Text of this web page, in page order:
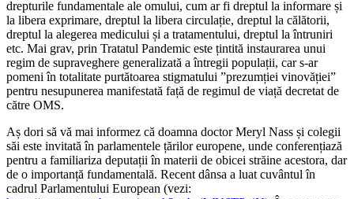
drepturile fundamentale ale omului, cum ar fi dreptul la informare și
la libera exprimare, dreptul la libera circulație, dreptul la călătorii,
dreptul la alegerea medicului și a tratamentului, dreptul la întruniri
etc. Mai grav, prin Tratatul Pandemic este țintită instaurarea unui
regim de supraveghere generalizată a întregii populații, car s-ar
pomeni în totalitate purtătoarea stigmatului ”prezumției vinovăției”
pentru nesupunerea manifestată față de regimul de viață decretat de
către OMS.
Aș dori să vă mai informez că doamna doctor Meryl Nass și colegii
săi este invitată în parlamentele țărilor europene, unde conferențiază
pentru a familiariza deputații în materii de obicei străine acestora, dar
de o importanță fundamentală. Recent dânsa a luat cuvântul în
cadrul Parlamentului European (vezi: